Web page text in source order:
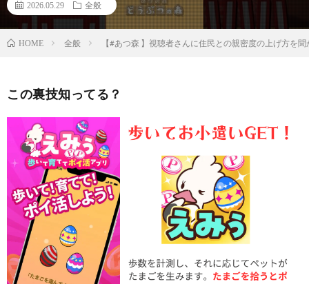
2026.05.29 全般
HOME 全般 【#あつ森 】視聴者さんに住民との親密度の上げ方を
この裏技知ってる？